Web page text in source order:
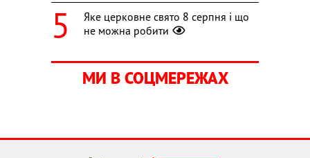
Яке церковне свято 8 серпня і що
не можна робити
МИ В СОЦМЕРЕЖАХ